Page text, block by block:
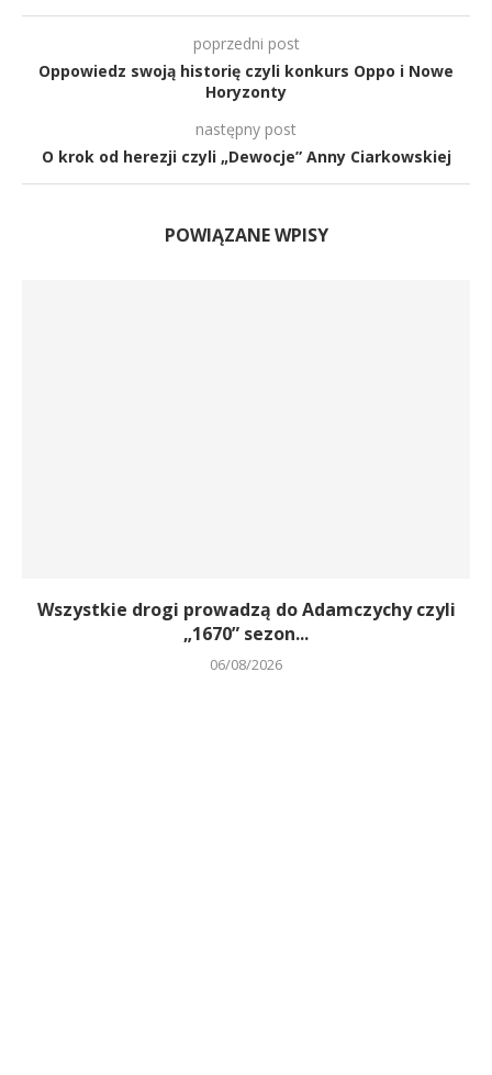
poprzedni post
Oppowiedz swoją historię czyli konkurs Oppo i Nowe
Horyzonty
następny post
O krok od herezji czyli „Dewocje” Anny Ciarkowskiej
POWIĄZANE WPISY
Wszystkie drogi prowadzą do Adamczychy czyli
„1670” sezon...
06/08/2026